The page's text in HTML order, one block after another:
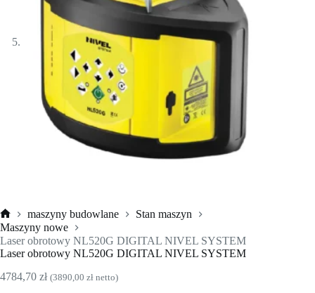
Strona
główna
maszyny budowlane
Stan maszyn
Maszyny nowe
Laser obrotowy NL520G DIGITAL NIVEL SYSTEM
Laser obrotowy NL520G DIGITAL NIVEL SYSTEM
4784,70 zł (3890,00 zł netto)